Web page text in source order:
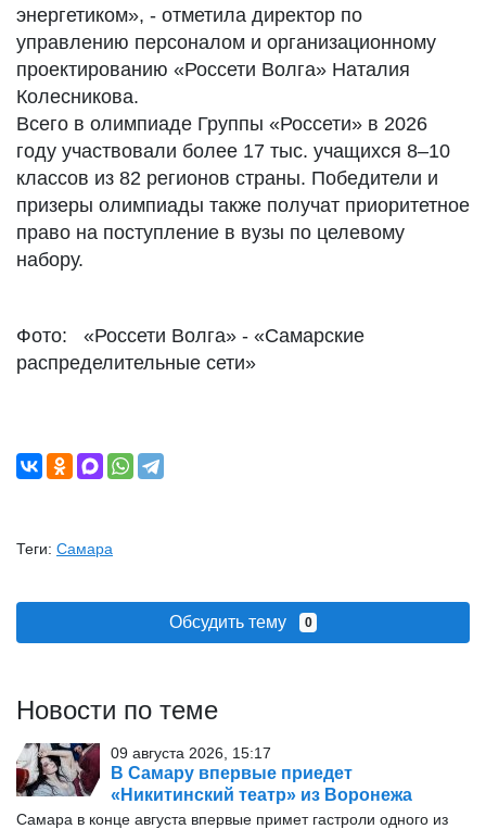
энергетиком», - отметила директор по
управлению персоналом и организационному
проектированию «Россети Волга» Наталия
Колесникова.
Всего в олимпиаде Группы «Россети» в 2026
году участвовали более 17 тыс. учащихся 8–10
классов из 82 регионов страны. Победители и
призеры олимпиады также получат приоритетное
право на поступление в вузы по целевому
набору.
Фото: «Россети Волга» - «Самарские
распределительные сети»
Теги: Самара
Обсудить тему 0
Новости по теме
09 августа 2026, 15:17
В Самару впервые приедет
«Никитинский театр» из Воронежа
Самара в конце августа впервые примет гастроли одного из